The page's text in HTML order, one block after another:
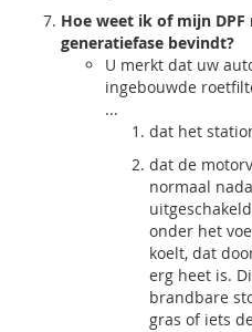
Hoe weet ik of mijn
generatiefase bevindt?
U merkt dat uw
ingebouwde
...
dat het
dat de
normaal
onder het
koelt, dat
erg heet is.
brandbare
gras of iets